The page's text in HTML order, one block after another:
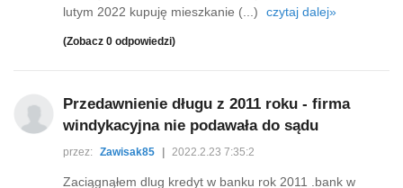
lutym 2022 kupuję mieszkanie (...)
czytaj dalej»
(Zobacz 0 odpowiedzi)
Przedawnienie długu z 2011 roku - firma
windykacyjna nie podawała do sądu
przez: Zawisak85 2022.2.23 7:35:2
Zaciągnąłem dlug kredyt w banku rok 2011 .bank w